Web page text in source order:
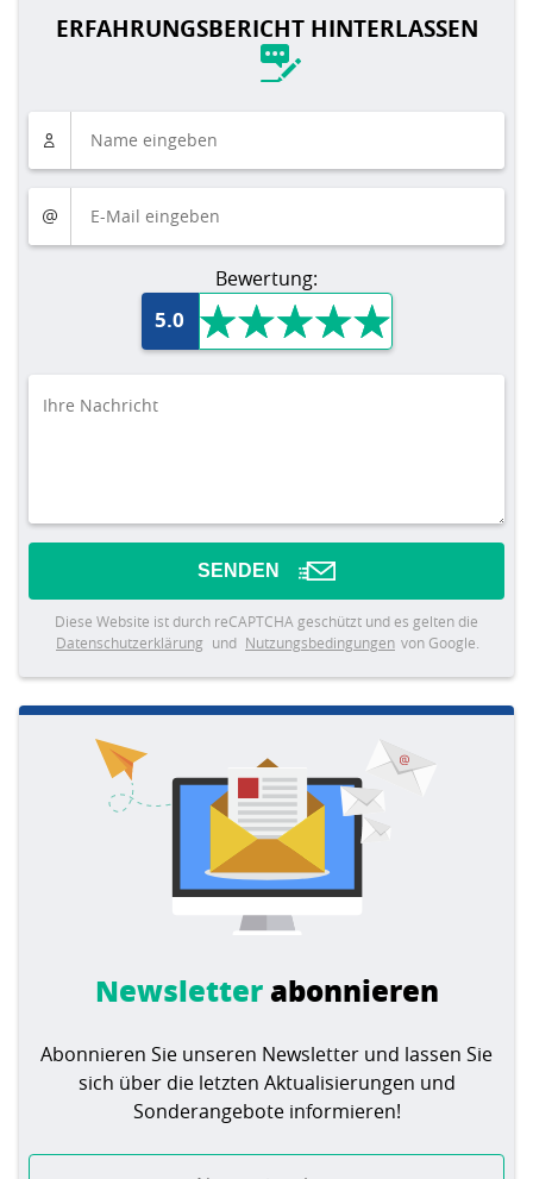
ERFAHRUNGSBERICHT HINTERLASSEN
Bewertung:
5.0
SENDEN
Diese Website ist durch reCAPTCHA geschützt und es gelten die
Datenschutzerklärung und Nutzungsbedingungen von Google.
Newsletterabonnieren
Abonnieren Sie unseren Newsletter und lassen Sie
sich über die letzten Aktualisierungen und
Sonderangebote informieren!